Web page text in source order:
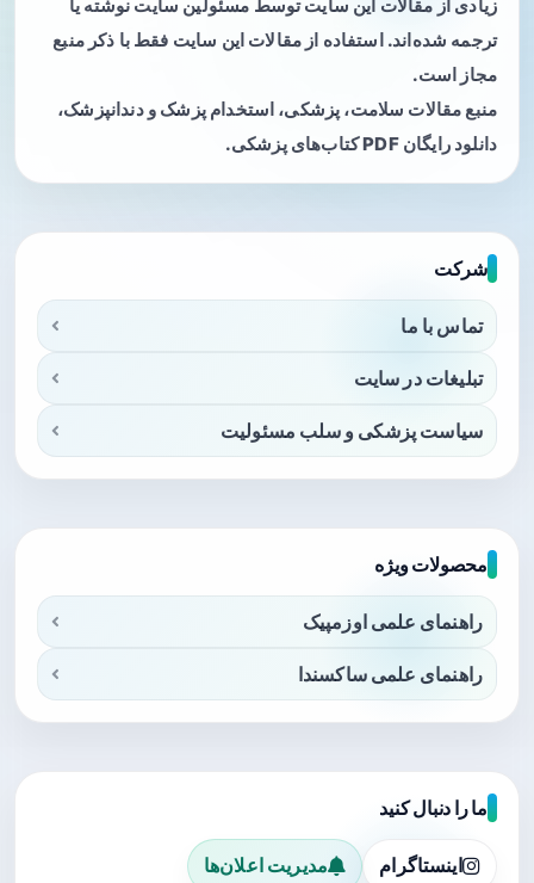
زیادی از مقالات این سایت توسط مسئولین سایت نوشته یا
ترجمه شده‌اند. استفاده از مقالات این سایت فقط با ذکر منبع
مجاز است.
منبع مقالات سلامت، پزشکی، استخدام پزشک و دندانپزشک،
دانلود رایگان PDF کتاب‌های پزشکی.
شرکت
تماس با ما
تبلیغات در سایت
سیاست پزشکی و سلب مسئولیت
محصولات ویژه
راهنمای علمی اوزمپیک
راهنمای علمی ساکسندا
ما را دنبال کنید
اینستاگرام مدیریت اعلان‌ها